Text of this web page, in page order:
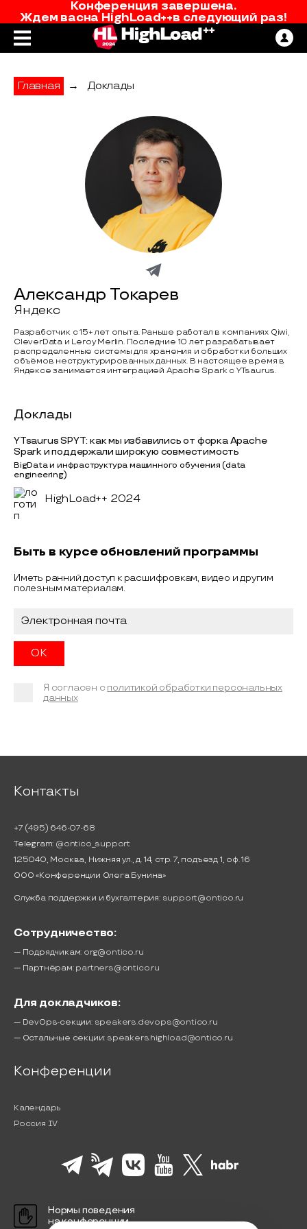
Конференция завершена.
Ждем васна HighLoad++в следующий раз!
Главная → Доклады
Александр Токарев
Яндекс
Разработчик с 15+ лет опыта. Раньше работал в компаниях Qiwi,
CleverData и Leroy Merlin. Последние 10 лет разрабатывает
распределенные системы для хранения и обработки больших
объёмов неструктурированных данных. В настоящее время в
Яндексе занимается интеграцией Apache Spark с YTsaurus.
Доклады
YTsaurus SPYT: как мы избавились от форка Apache
Spark и поддержали широкую совместимость
BigData и инфраструктура машинного обучения (data
engineering)
HighLoad++ 2024
Быть в курсе обновлений программы
Иметь ранний доступ к расшифровкам, видео и другим
полезным материалам.
Я согласен с политикой обработки персональных
данных
Контакты
+7 (495) 646-07-68
Telegram: @ontico_support
125040, Москва, Нижняя ул., д. 14, стр. 7, подъезд 1, оф. 16
ООО «Конференции Олега Бунина»
Служба поддержки и бухгалтерия: support@ontico.ru
Сотрудничество:
— Подрядчикам: org@ontico.ru
— Партнёрам: partners@ontico.ru
Для докладчиков:
— DevOps-секции: speakers.devops@ontico.ru
— Остальные секции: speakers.highload@ontico.ru
Конференции
Календарь
Россия IV
Нормы поведения
на конференции